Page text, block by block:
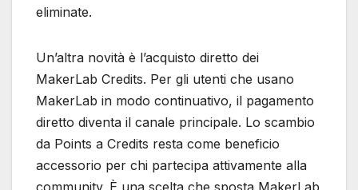
eliminate.
Un’altra novità è l’acquisto diretto dei
MakerLab Credits. Per gli utenti che usano
MakerLab in modo continuativo, il pagamento
diretto diventa il canale principale. Lo scambio
da Points a Credits resta come beneficio
accessorio per chi partecipa attivamente alla